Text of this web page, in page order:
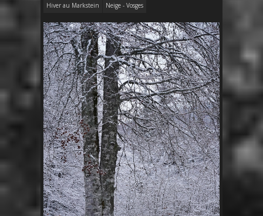
Hiver au Markstein
Neige - Vosges